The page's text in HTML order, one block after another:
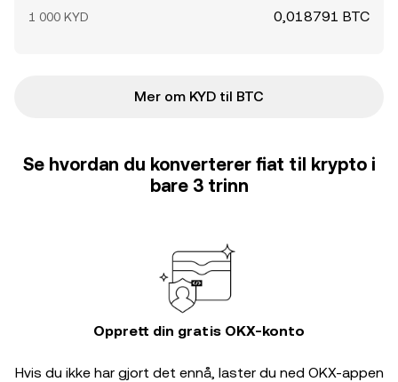
1 000 KYD 0,018791 BTC
Mer om KYD til BTC
Se hvordan du konverterer fiat til krypto i
bare 3 trinn
Opprett din gratis OKX-konto
Hvis du ikke har gjort det ennå, laster du ned OKX-appen